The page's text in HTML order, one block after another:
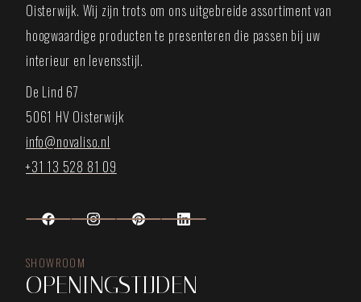
Oisterwijk. Wij zijn trots om ons uitgebreide assortiment van
hoogwaardige producten te presenteren die passen bij uw
interieur en levensstijl.
De Lind 67
5061 HV Oisterwijk
info@novaliso.nl
+31 13 528 81 09
SHOWROOM
OPENINGSTIJDEN